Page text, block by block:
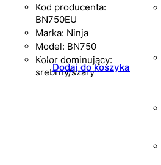
Kod producenta:
BN750EU
Marka: Ninja
Model: BN750
Kolor dominujący:
srebrny/szary
Dodaj do koszyka